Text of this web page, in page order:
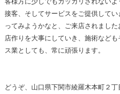
接客、そしてサービスをご提供して
ってみようかなと、ご来店されまし
店作りを大事にしていき、施術など
ス業としても、常に頑張ります。
どうぞ、山口県下関市綾羅木本町２丁